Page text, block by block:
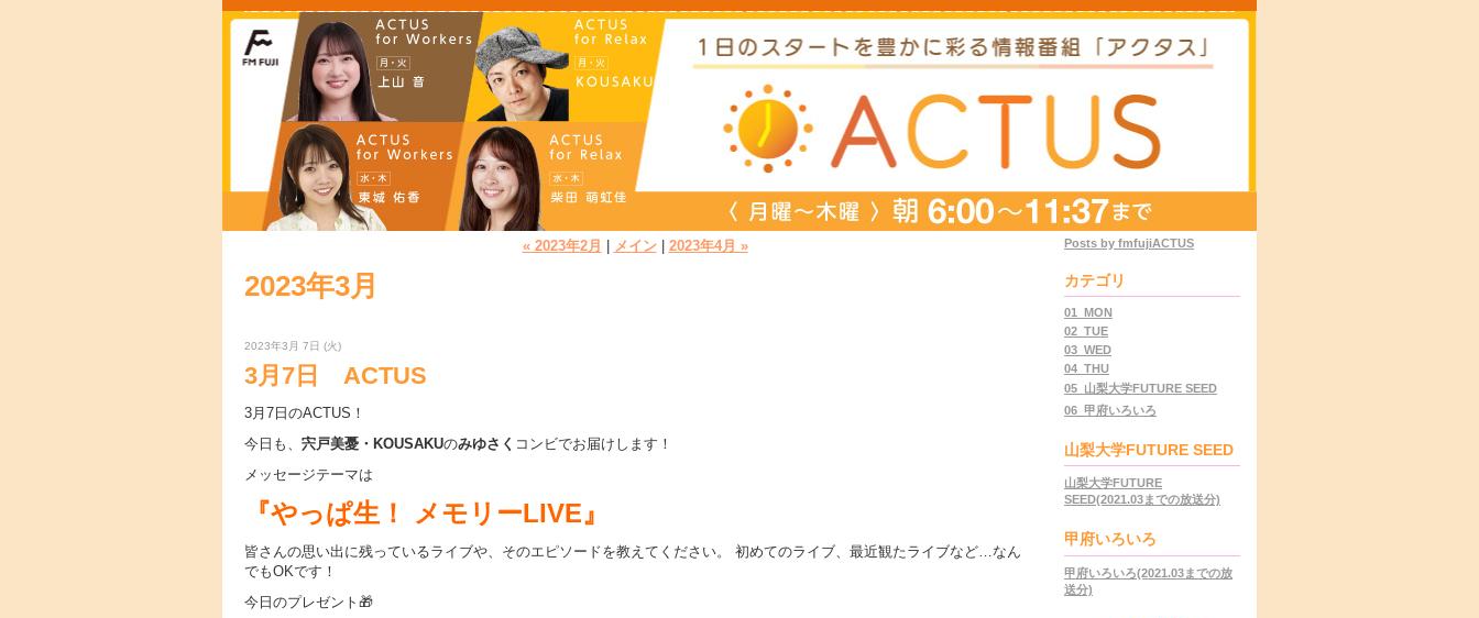
« 2023年2月 メイン| 2023年4月 »
2023年3月
2023年3月 7日 (火)
3月7日 ACTUS
3月7日のACTUS！
今日も、 宍戸美憂・KOUSAKUのみゆさく コンビでお届けします！
メッセージテーマは
『やっぱ生！ メモリーLIVE』
皆さんの思い出に残っているライブや、そのエピソードを教えてください。 初めてのライブ、最近観たライブなど…なん
でもOKです！
今日のプレゼント🎁
Posts by fmfujiACTUS
カテゴリ
01_MON
02_TUE
03_WED
04_THU
05_山梨大学FUTURE SEED
06_甲府いろいろ
山梨大学FUTURE SEED
山梨大学FUTURE
SEED(2021.03までの放送分)
甲府いろいろ
甲府いろいろ(2021.03までの放
送分)